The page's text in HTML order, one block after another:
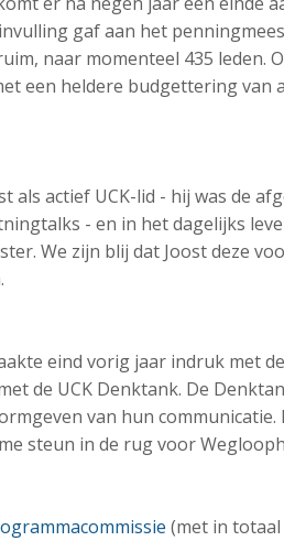
gaf aan het
naar momenteel 435 leden.
een heldere budgettering
als actief UCK-lid - hij was de
- en in het dagelijks
We zijn blij dat Joost deze
eind vorig jaar indruk met
de UCK Denktank. De
van hun
steun in de rug voor
(met in